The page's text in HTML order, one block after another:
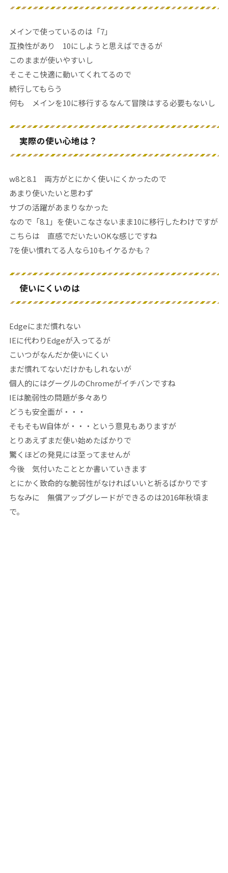
メインで使っているのは「7」
互換性があり 10にしようと思えばできるが
このままが使いやすいし
そこそこ快適に動いてくれてるので
続行してもらう
何も メインを10に移行するなんて冒険はする必要もないし
実際の使い心地は？
w8と8.1 両方がとにかく使いにくかったので
あまり使いたいと思わず
サブの活躍があまりなかった
なので「8.1」を使いこなさないまま10に移行したわけですが
こちらは 直感でだいたいOKな感じですね
7を使い慣れてる人なら10もイケるかも？
使いにくいのは
Edgeにまだ慣れない
IEに代わりEdgeが入ってるが
こいつがなんだか使いにくい
まだ慣れてないだけかもしれないが
個人的にはグーグルのChromeがイチバンですね
IEは脆弱性の問題が多々あり
どうも安全面が・・・
そもそもW自体が・・・という意見もありますが
とりあえずまだ使い始めたばかりで
驚くほどの発見には至ってませんが
今後 気付いたこととか書いていきます
とにかく致命的な脆弱性がなければいいと祈るばかりです
ちなみに 無償アップグレードができるのは2016年秋頃ま
で。